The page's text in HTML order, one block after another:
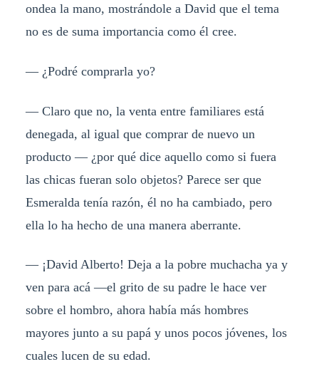
ondea la mano, mostrándole a David que el tema
no es de suma importancia como él cree.
— ¿Podré comprarla yo?
— Claro que no, la venta entre familiares está
denegada, al igual que comprar de nuevo un
producto — ¿por qué dice aquello como si fuera
las chicas fueran solo objetos? Parece ser que
Esmeralda tenía razón, él no ha cambiado, pero
ella lo ha hecho de una manera aberrante.
— ¡David Alberto! Deja a la pobre muchacha ya y
ven para acá —el grito de su padre le hace ver
sobre el hombro, ahora había más hombres
mayores junto a su papá y unos pocos jóvenes, los
cuales lucen de su edad.